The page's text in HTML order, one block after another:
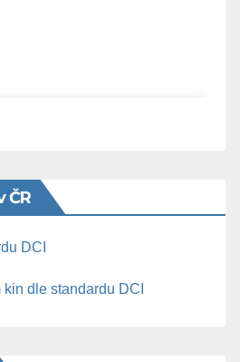
ČR
DCI
dle standardu DCI